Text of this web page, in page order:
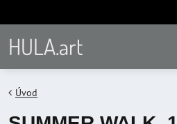
HULA.art
Úvod